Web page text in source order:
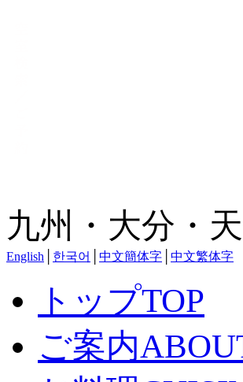
九州・大分・
English 한국어 中文簡体字 中文繁体字
トップTOP
ご案内